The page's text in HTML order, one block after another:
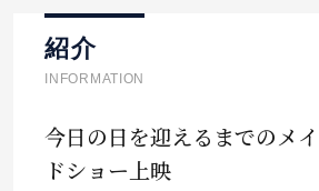
紹介
INFORMATION
今日の日を迎えるまでのメ
ドショー上映